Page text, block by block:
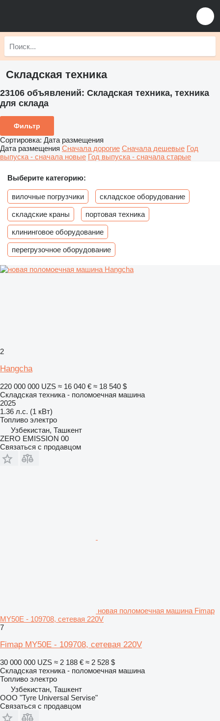
Складская техника
23106 объявлений: Складская техника, техника
для склада
Фильтр
Сортировка: Дата размещения
Дата размещения Сначала дорогие Сначала дешевые Год
выпуска - сначала новые Год выпуска - сначала старые
Выберите категорию:
вилочные погрузчики складское оборудование
складские краны портовая техника
клининговое оборудование
перегрузочное оборудование
2
Hangcha
220 000 000 UZS ≈ 16 040 € ≈ 18 540 $
Складская техника - поломоечная машина
2025
1.36 л.с. (1 кВт)
Топливо электро
Узбекистан, Ташкент
ZERO EMISSION 00
Связаться с продавцом
новая поломоечная машина Fimap
MY50E - 109708, сетевая 220V
7
Fimap MY50E - 109708, сетевая 220V
30 000 000 UZS ≈ 2 188 € ≈ 2 528 $
Складская техника - поломоечная машина
Топливо электро
Узбекистан, Ташкент
OOO "Tyre Universal Servise"
Связаться с продавцом